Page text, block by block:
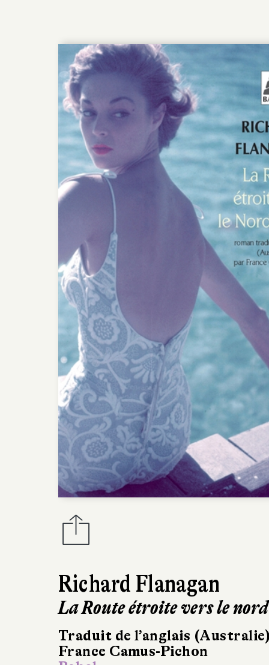
Richard Flanagan
La Route étroite vers le
Traduit de l’anglais
France Camus-Pichon